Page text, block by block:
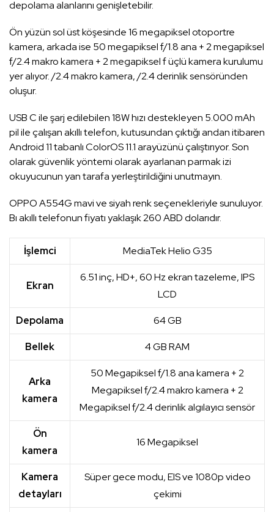
depolama alanlarını genişletebilir.
Ön yüzün sol üst köşesinde 16 megapiksel otoportre
kamera, arkada ise 50 megapiksel f/1.8 ana + 2 megapiksel
f/2.4 makro kamera + 2 megapiksel f üçlü kamera kurulumu
yer alıyor. /2.4 makro kamera, /2.4 derinlik sensöründen
oluşur.
USB C ile şarj edilebilen 18W hızı destekleyen 5.000 mAh
pil ile çalışan akıllı telefon, kutusundan çıktığı andan itibaren
Android 11 tabanlı ColorOS 11.1 arayüzünü çalıştırıyor. Son
olarak güvenlik yöntemi olarak ayarlanan parmak izi
okuyucunun yan tarafa yerleştirildiğini unutmayın.
OPPO A554G mavi ve siyah renk seçenekleriyle sunuluyor.
Bı akıllı telefonun fiyatı yaklaşık 260 ABD dolarıdır.
İşlemci MediaTek Helio G35
Ekran
6.51 inç, HD+, 60 Hz ekran tazeleme, IPS
LCD
Depolama 64 GB
Bellek 4 GB RAM
Arka
kamera
50 Megapiksel f/1.8 ana kamera + 2
Megapiksel f/2.4 makro kamera + 2
Megapiksel f/2.4 derinlik algılayıcı sensör
Ön
kamera
16 Megapiksel
Kamera
detayları
Süper gece modu, EIS ve 1080p video
çekimi